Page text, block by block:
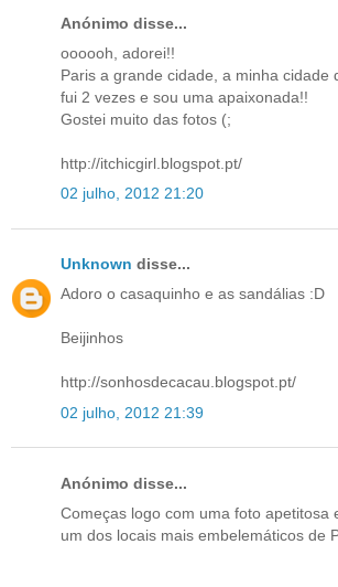
Anónimo disse...
oooooh, adorei!!
Paris a grande cidade, a minha cidade
fui 2 vezes e sou uma apaixonada!!
Gostei muito das fotos (;
http://itchicgirl.blogspot.pt/
02 julho, 2012 21:20
Unknown disse...
Adoro o casaquinho e as sandálias :D
Beijinhos
http://sonhosdecacau.blogspot.pt/
02 julho, 2012 21:39
Anónimo disse...
Começas logo com uma foto apetitosa
um dos locais mais embelemáticos de